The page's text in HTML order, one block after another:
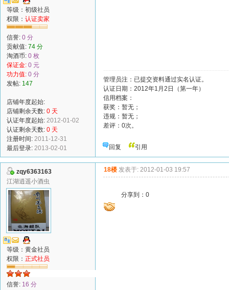
等级：初级社员
权限： 认证卖家
信誉: 0 分
贡献值: 74 分
淘酒币: 0 枚
保证金: 0 元
功力值: 0 分
发帖: 147
店铺年度起始:
店铺剩余天数: 0 天
认证年度起始: 2012-01-02
认证剩余天数: 0 天
注册时间: 2011-12-31
最后登录: 2013-02-01
管理员注：已提交资料通过实名认证。
认证日期：2012年1月2日（第一年）
信用档案：
获奖：暂无；
违规：暂无；
差评：0次。
回复 引用
zqy6363163
江湖逍遥小酒虫
等级：黄金社员
权限： 正式社员
信誉: 16 分
18楼 发表于: 2012-01-03 19:57
分享到： 0